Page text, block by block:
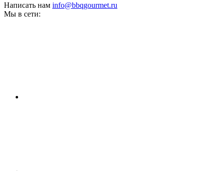
Написать нам info@bbqgourmet.ru
Мы в сети: